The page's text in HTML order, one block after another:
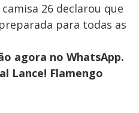
26 declarou que
para todas as
agora no WhatsApp.
Lance! Flamengo